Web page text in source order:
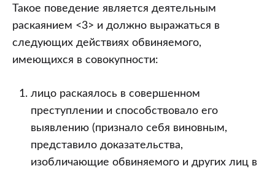
Такое поведение является деятельным
раскаянием <3> и должно выражаться в
следующих действиях обвиняемого,
имеющихся в совокупности:
лицо раскаялось в совершенном
преступлении и способствовало его
выявлению (признало себя виновным,
представило доказательства,
изобличающие обвиняемого и других лиц в